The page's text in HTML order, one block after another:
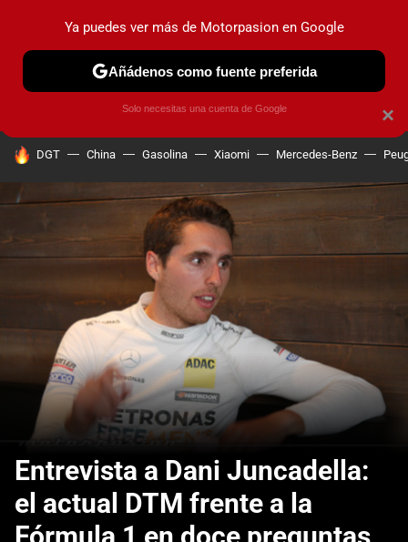
PRUEBAS COCHES ELÉCTRICOS OBSERVATORIO
HOY SE HABLA DE
DGT China Gasolina Xiaomi Mercedes-Benz
Entrevista a Dani Juncadella:
el actual DTM frente a la
×
Ya puedes ver más de Motorpasion en Google
Añádenos como fuente preferida
Solo necesitas una cuenta de Google